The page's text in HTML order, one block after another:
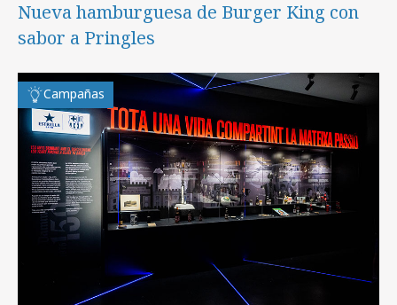
Nueva hamburguesa de Burger King con
sabor a Pringles
Campañas